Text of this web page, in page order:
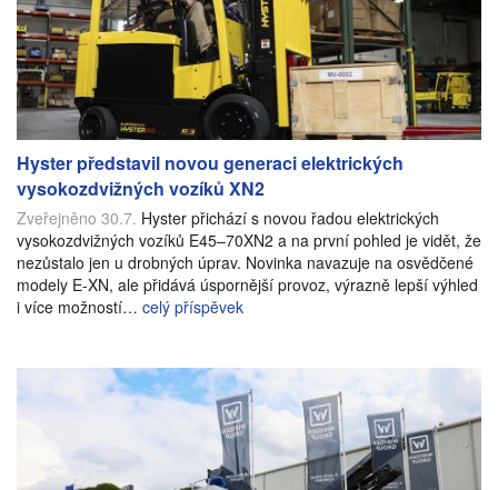
Hyster představil novou generaci elektrických
vysokozdvižných vozíků XN2
Zveřejněno 30.7. Hyster přichází s novou řadou elektrických
vysokozdvižných vozíků E45–70XN2 a na první pohled je vidět, že
nezůstalo jen u drobných úprav. Novinka navazuje na osvědčené
modely E-XN, ale přidává úspornější provoz, výrazně lepší výhled
i více možností… celý příspěvek